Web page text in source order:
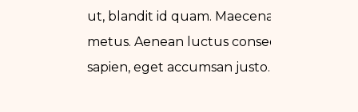
ut, blandit id quam. Maecenas et cursus
metus. Aenean luctus consequat
sapien, eget accumsan justo.